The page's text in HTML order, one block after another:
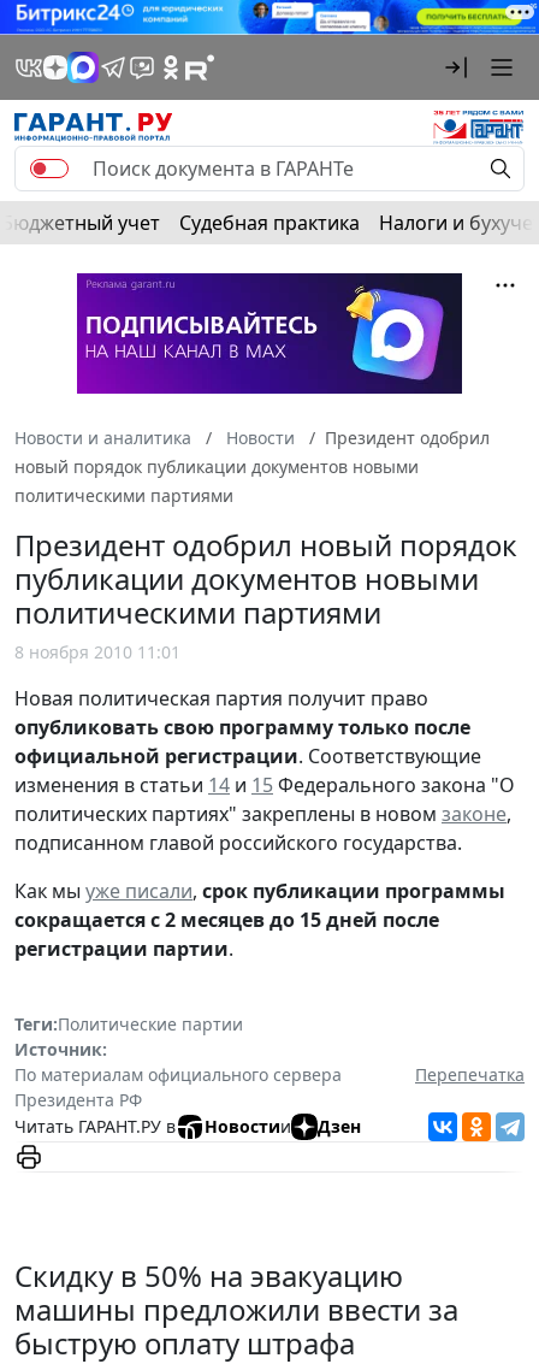
Бюджетный учет Судебная практика Налоги и
Новости и аналитика Новости
Президент одобрил
новый порядок публикации документов новыми
политическими партиями
Президент одобрил новый порядок
публикации документов новыми
политическими партиями
8 ноября 2010 11:01
Новая политическая партия получит право
опубликовать свою программу только после
официальной регистрации. Соответствующие
изменения в статьи 14 и 15Федерального закона "О
политических партиях" закреплены в новом законе,
подписанном главой российского государства.
Как мы уже писали, срок публикации программы
сокращается с 2 месяцев до 15 дней после
регистрации партии.
Теги:Политические партии
Источник:
По материалам официального сервера
Президента РФ
Перепечатка
Читать ГАРАНТ.РУ в Новостии Дзен
Скидку в 50% на эвакуацию
машины предложили ввести за
быструю оплату штрафа